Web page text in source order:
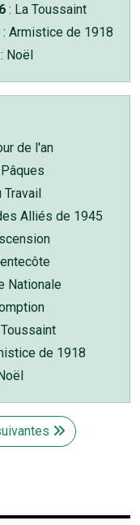
: La Toussaint
: Armistice de 1918
: Noël
de l'an
Travail
Alliés de 1945
Nationale
de 1918